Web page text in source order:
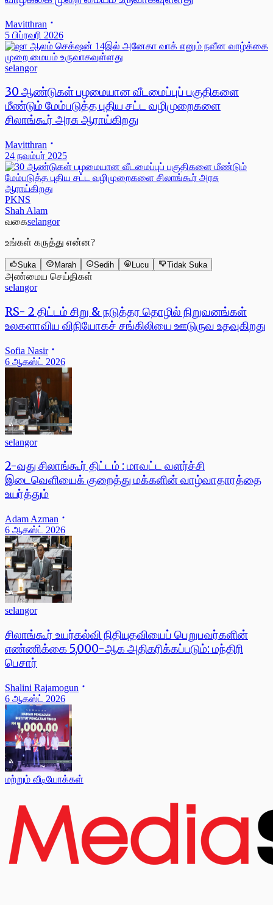
Mavitthran
5 பிப்ரவரி 2026
selangor
30 ஆண்டுகள் பழமையான வீடமைப்புப் பகுதிகளை
மீண்டும் மேம்படுத்த புதிய சட்ட வழிமுறைகளை
சிலாங்கூர் அரசு ஆராய்கிறது
Mavitthran
24 நவம்பர் 2025
PKNS
Shah Alam
வகைselangor
உங்கள் கருத்து என்ன?
Suka Marah Sedih Lucu Tidak Suka
அண்மைய செய்திகள்
selangor
RS- 2 திட்டம் சிறு & நடுத்தர தொழில் நிறுவனங்கள்
உலகளாவிய விநியோகச் சங்கிலியை ஊடுருவ உதவுகிறது
Sofia Nasir
6 ஆகஸ்ட் 2026
selangor
2-வது சிலாங்கூர் திட்டம் : மாவட்ட வளர்ச்சி
இடைவெளியைக் குறைத்து மக்களின் வாழ்வாதாரத்தை
உயர்த்தும்
Adam Azman
6 ஆகஸ்ட் 2026
selangor
சிலாங்கூர் உயர்கல்வி நிதியுதவியைப் பெறுபவர்களின்
எண்ணிக்கை 5,000-ஆக அதிகரிக்கப்படும்: மந்திரி
பெசார்
Shalini Rajamogun
6 ஆகஸ்ட் 2026
மற்றும் வீடியோக்கள்